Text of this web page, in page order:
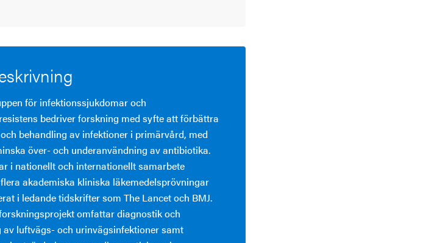
för infektionssjukdomar och
bedriver forskning med syfte att förbättra
behandling av infektioner i primärvård, med
över- och underanvändning av antibiotika.
i nationellt och internationellt samarbete
akademiska kliniska läkemedelsprövningar
i ledande tidskrifter som The Lancet och BMJ.
omfattar diagnostik och
av luftvägs- och urinvägsinfektioner samt